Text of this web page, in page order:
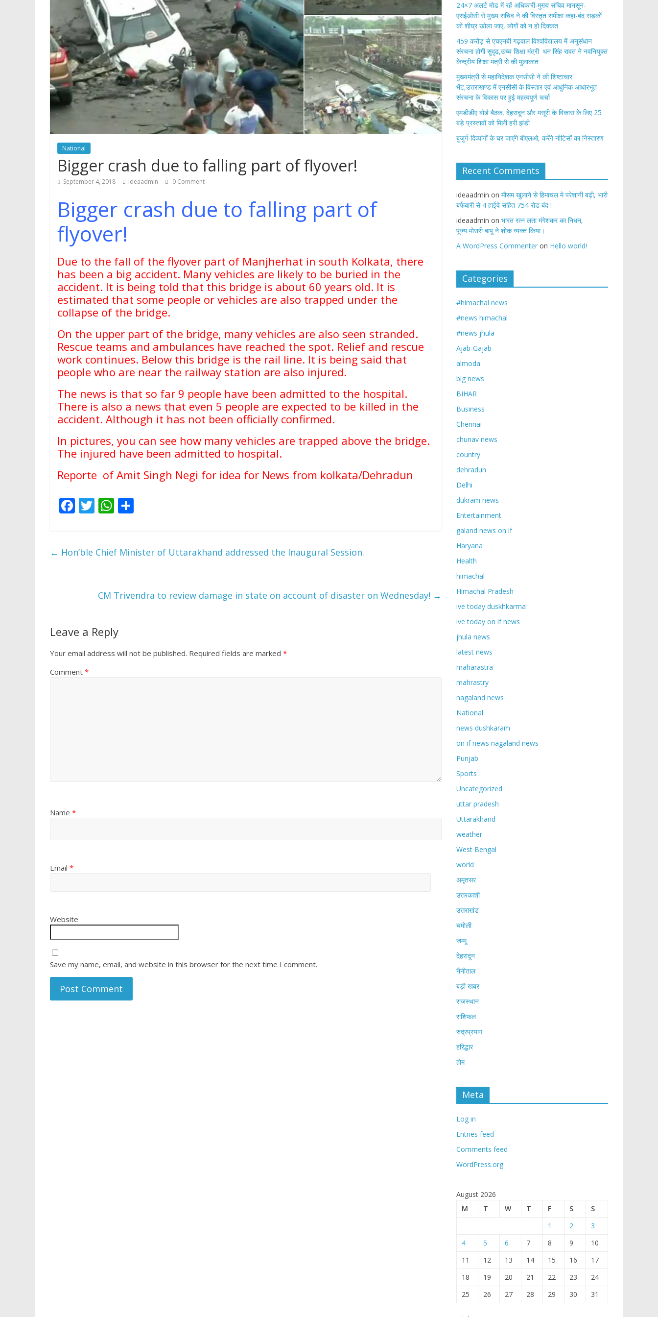
National
Bigger crash due to falling part of flyover!
September 4, 2018 ideaadmin 0 Comment
Bigger crash due to falling part of
flyover!
Due to the fall of the flyover part of Manjherhat in south Kolkata, there
has been a big accident. Many vehicles are likely to be buried in the
accident. It is being told that this bridge is about 60 years old. It is
estimated that some people or vehicles are also trapped under the
collapse of the bridge.
On the upper part of the bridge, many vehicles are also seen stranded.
Rescue teams and ambulances have reached the spot. Relief and rescue
work continues. Below this bridge is the rail line. It is being said that
people who are near the railway station are also injured.
The news is that so far 9 people have been admitted to the hospital.
There is also a news that even 5 people are expected to be killed in the
accident. Although it has not been officially confirmed.
In pictures, you can see how many vehicles are trapped above the bridge.
The injured have been admitted to hospital.
Reporte of Amit Singh Negi for idea for News from kolkata/Dehradun
F
b
T
er
W
s
p
e
← Hon’ble Chief Minister of Uttarakhand addressed the Inaugural Session.
CM Trivendra to review damage in state on account of disaster on Wednesday! →
Leave a Reply
Your email address will not be published. Required fields are marked *
Comment *
Name *
Email *
Website
Save my name, email, and website in this browser for the next time I comment.
24×7 अलर्ट मोड में रहें अधिकारी-मुख्य सचिव मानसून-
एसईओसी से मुख्य सचिव ने की विस्तृत समीक्षा कहा-बंद सड़कों
को शीघ्र खोला जाए, लोगों को न हो दिक्कत
459 करोड़ से एचएनबी गढ़वाल विश्वविद्यालय में अनुसंधान
संरचना होगी सुदृढ,उच्च शिक्षा मंत्री धन सिंह रावत ने नवनियुक्त
केन्द्रीय शिक्षा मंत्री से की मुलाकात
मुख्यमंत्री से महानिदेशक एनसीसी ने की शिष्टाचार
भेंट,उत्तराखण्ड में एनसीसी के विस्तार एवं आधुनिक आधारभूत
संरचना के विकास पर हुई महत्वपूर्ण चर्चा
एमडीडीए बोर्ड बैठक, देहरादून और मसूरी के विकास के लिए 25
बड़े प्रस्तावों को मिली हरी झंडी
बुजुर्ग-दिव्यांगों के घर जाएंगे बीएलओ, करेंगे नोटिसों का निस्तारण
Recent Comments
ideaadmin on मौसम खुलाने से हिमाचल मे परेशानी बढ़ी, भारी
बर्फबारी से 4 हाईवे सहित 754 रोड बंद !
ideaadmin on भारत रत्न लता मंगेशकर का निधन,
पूज्य मोरारी बापू ने शोक व्यक्त किया।
A WordPress Commenter on Hello world!
Categories
#himachal news
#news himachal
#news jhula
Ajab-Gajab
almoda.
big news
BIHAR
Business
Chennai
chunav news
country
dehradun
Delhi
dukram news
Entertainment
galand news on if
Haryana
Health
himachal
Himachal Pradesh
ive today duskhkarma
ive today on if news
jhula news
latest news
maharastra
mahrastry
nagaland news
National
news dushkaram
on if news nagaland news
Punjab
Sports
Uncategorized
uttar pradesh
Uttarakhand
weather
West Bengal
world
अमृतसर
उत्तरकाशी
उत्तराखंड
चमोली
जम्मू
देहरादून
नैनीताल
बड़ी खबर
राजस्थान
राशिफल
रुद्रप्रयाग
हरिद्धार
होम
Meta
Log in
Entries feed
Comments feed
WordPress.org
August 2026
M
T W T F S
S
1
2
3
4
5 6 7 8 9
10
11
12 13 14 15 16
17
18
19 20 21 22 23
24
25
26 27 28 29 30 31